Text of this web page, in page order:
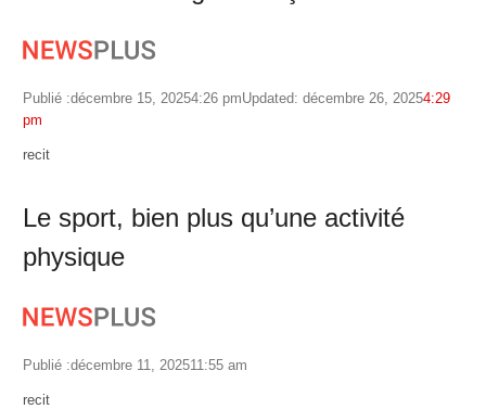
Publié :décembre 15, 20254:26 pmUpdated: décembre 26, 20254:29
pm
Author
recit
Le sport, bien plus qu’une activité
physique
Publié :décembre 11, 202511:55 am
Author
recit